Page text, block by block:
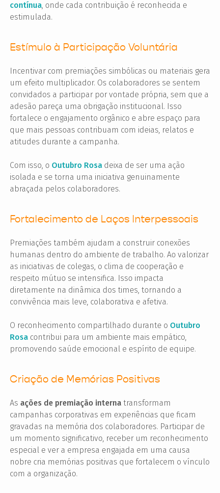
contínua, onde cada contribuição é reconhecida e
estimulada.
Estímulo à Participação Voluntária
Incentivar com premiações simbólicas ou materiais gera
um efeito multiplicador. Os colaboradores se sentem
convidados a participar por vontade própria, sem que a
adesão pareça uma obrigação institucional. Isso
fortalece o engajamento orgânico e abre espaço para
que mais pessoas contribuam com ideias, relatos e
atitudes durante a campanha.
Com isso, o Outubro Rosa deixa de ser uma ação
isolada e se torna uma iniciativa genuinamente
abraçada pelos colaboradores.
Fortalecimento de Laços Interpessoais
Premiações também ajudam a construir conexões
humanas dentro do ambiente de trabalho. Ao valorizar
as iniciativas de colegas, o clima de cooperação e
respeito mútuo se intensifica. Isso impacta
diretamente na dinâmica dos times, tornando a
convivência mais leve, colaborativa e afetiva.
O reconhecimento compartilhado durante o Outubro
Rosa contribui para um ambiente mais empático,
promovendo saúde emocional e espírito de equipe.
Criação de Memórias Positivas
As ações de premiação interna transformam
campanhas corporativas em experiências que ficam
gravadas na memória dos colaboradores. Participar de
um momento significativo, receber um reconhecimento
especial e ver a empresa engajada em uma causa
nobre cria memórias positivas que fortalecem o vínculo
com a organização.